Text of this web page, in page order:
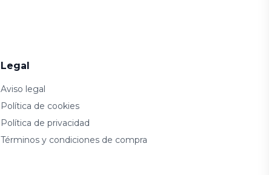
Legal
Aviso legal
Política de cookies
Política de privacidad
Términos y condiciones de compra